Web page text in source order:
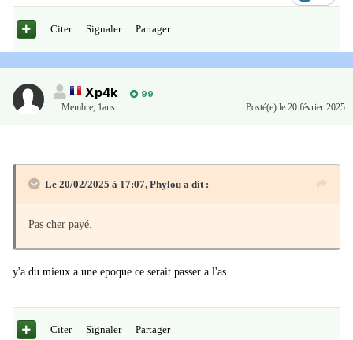
Citer Signaler Partager
Xp4k
99
Membre, 1ans Posté(e) le 20 février 2025
Le 20/02/2025 à 17:07, Phylou a dit :
Pas cher payé.
y'a du mieux a une epoque ce serait passer a l'as
Citer Signaler Partager